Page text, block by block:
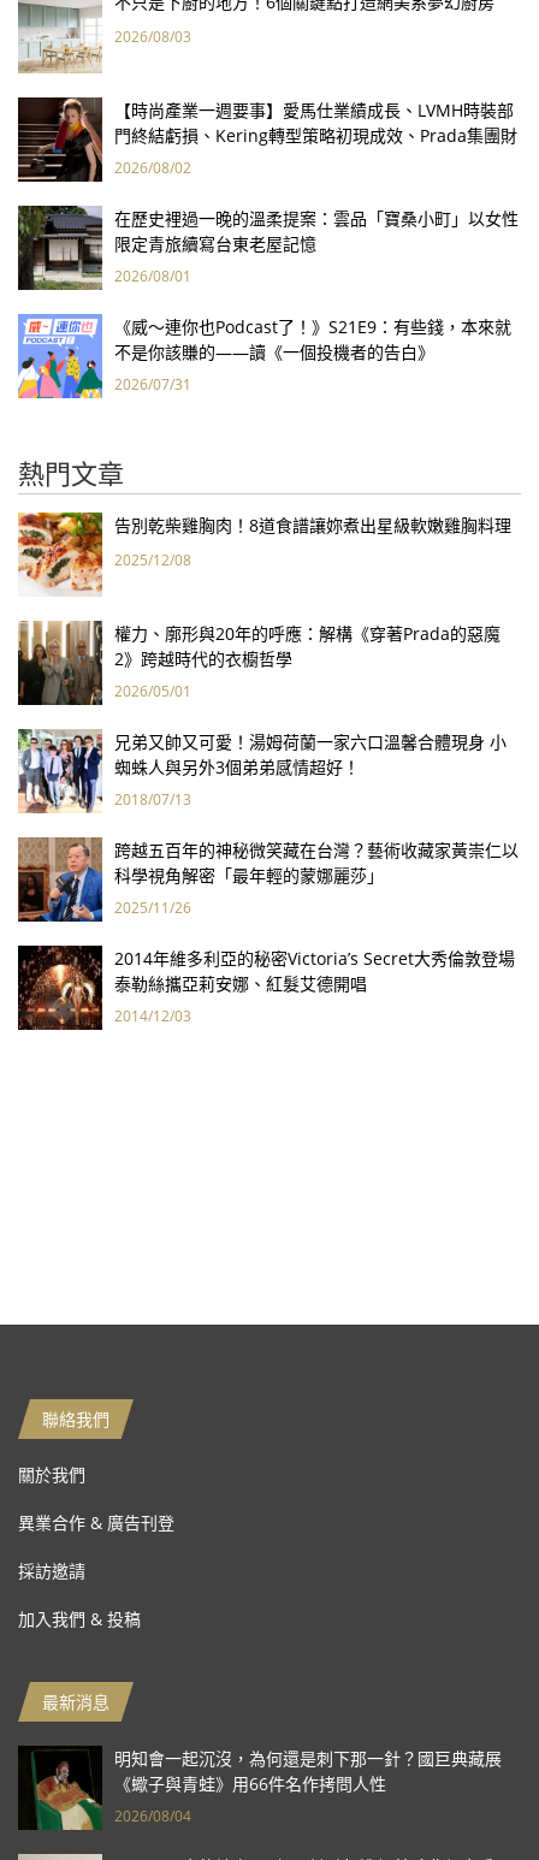
2026/08/03
【時尚產業一週要事】愛馬仕業績成長、LVMH時裝部
門終結虧損、Kering轉型策略初現成效、Prada集團財
報亮眼
2026/08/02
在歷史裡過一晚的溫柔提案：雲品「寶桑小町」以女性
限定青旅續寫台東老屋記憶
2026/08/01
《威～連你也Podcast了！》S21E9：有些錢，本來就
不是你該賺的——讀《一個投機者的告白》
2026/07/31
熱門文章
告別乾柴雞胸肉！8道食譜讓妳煮出星級軟嫩雞胸料理
2025/12/08
權力、廓形與20年的呼應：解構《穿著Prada的惡魔
2》跨越時代的衣櫥哲學
2026/05/01
兄弟又帥又可愛！湯姆荷蘭一家六口溫馨合體現身 小
蜘蛛人與另外3個弟弟感情超好！
2018/07/13
跨越五百年的神秘微笑藏在台灣？藝術收藏家黃崇仁以
科學視角解密「最年輕的蒙娜麗莎」
2025/11/26
2014年維多利亞的秘密Victoria’s Secret大秀倫敦登場
泰勒絲攜亞莉安娜、紅髮艾德開唱
2014/12/03
聯絡我們
關於我們
異業合作 & 廣告刊登
採訪邀請
加入我們 & 投稿
最新消息
明知會一起沉沒，為何還是刺下那一針？國巨典藏展
《蠍子與青蛙》用66件名作拷問人性
2026/08/04